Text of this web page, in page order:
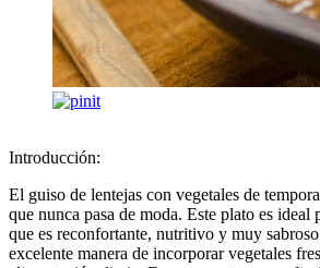
Introducción:
El guiso de lentejas con vegetales de
que nunca pasa de moda. Este plato es ideal
que es reconfortante, nutritivo y muy
excelente manera de incorporar vegetales